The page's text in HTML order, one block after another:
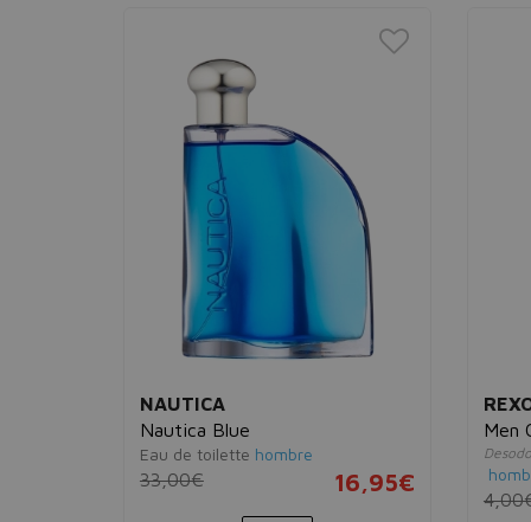
NAUTICA
Nautica Blue
Eau de toilette hombre
33,00€ 16,95€
Men